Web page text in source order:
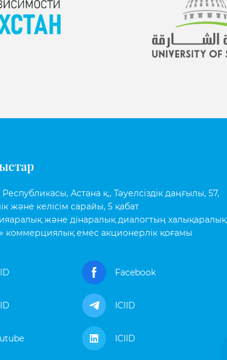
Республикасы, Астана қ., Тәуелсіздік даңғылы, 57,
және келісім сарайы, 5 қабат
және дінаралық диалогтың халықаралық
коммерциялық емес акционерлік қоғамы
Facebook
ICIID
ICIID